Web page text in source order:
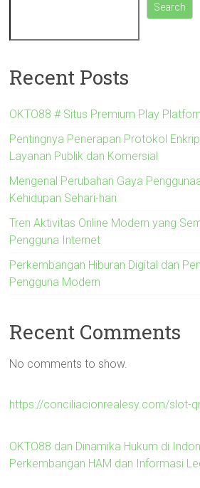
Search
Recent Posts
OKTO88 # Situs Premium Play
Pentingnya Penerapan Protokol
Layanan Publik dan Komersial
Mengenal Perubahan Gaya
Kehidupan Sehari-hari
Tren Aktivitas Online Modern yang
Pengguna Internet
Perkembangan Hiburan Digital dan
Pengguna Modern
Recent Comments
No comments to show.
https://conciliacionrealesy.com/slot-
OKTO88 dan Dinamika Hukum di
Perkembangan HAM dan Informasi